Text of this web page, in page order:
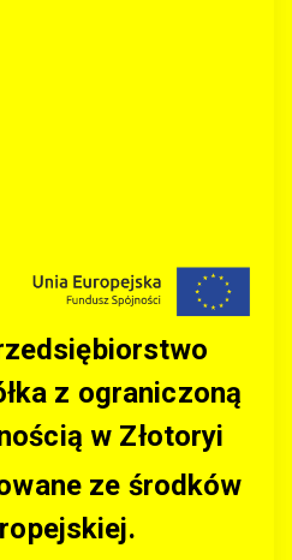
z ograniczoną
w Złotoryi
ze środków